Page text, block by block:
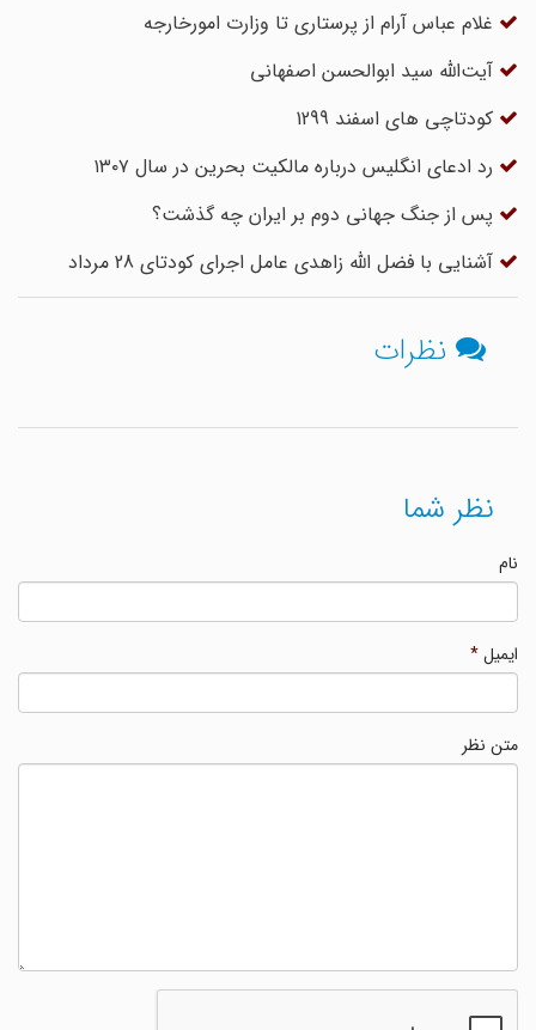
غلام عباس آرام از پرستاری تا وزارت امورخارجه
آیت‌الله سید ابوالحسن اصفهانی
کودتاچی های اسفند 1299
رد ادعای انگلیس درباره مالکیت بحرین در سال ۱۳۰۷
پس از جنگ جهانی دوم بر ایران چه گذشت؟
آشنایی با فضل الله زاهدی عامل اجرای کودتای 28 مرداد
نظرات
نظر شما
ایمیل*
متن نظر